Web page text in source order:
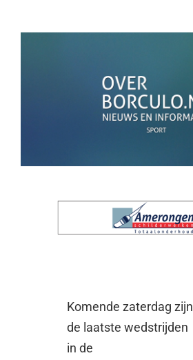
Komende zaterdag zijn
de laatste wedstrijden
in de